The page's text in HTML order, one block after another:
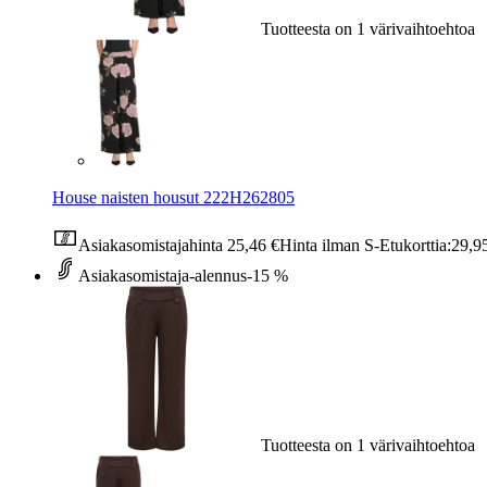
Tuotteesta on 1 värivaihtoehtoa
House naisten housut 222H262805
Asiakasomistajahinta 25,46 €Hinta ilman S-Etukorttia:
Asiakasomistaja-alennus-15 %
Tuotteesta on 1 värivaihtoehtoa